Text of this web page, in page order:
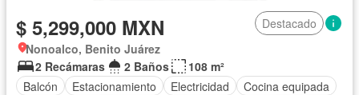
$ 5,299,000 MXN
Destacado
Nonoalco, Benito Juárez
2 Recámaras
2 Baños
108 m²
Balcón
Estacionamiento Electricidad
Cocina equipada